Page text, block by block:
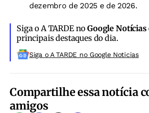
dezembro de 2025 e de 2026.
Siga o A TARDE noGoogle Notícias
principais destaques do dia.
Siga o A TARDE no Google Noticias
Compartilhe essa notícia
amigos